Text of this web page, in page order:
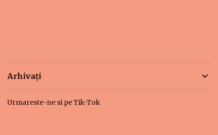
Arhivați
Urmareste-ne si pe Tik-Tok